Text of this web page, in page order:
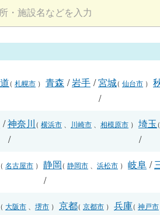
（ 札幌市 ） 青森 /岩手 /宮城（ 仙台市 ）
/
/神奈川（ 横浜市 川崎市 相模原市 ）
/
埼玉（
/
名古屋市 ） 静岡（ 静岡市 浜松市 ）
/
岐阜 /
大阪市 堺市 ） 京都（ 京都市 ） 兵庫（ 神戸市